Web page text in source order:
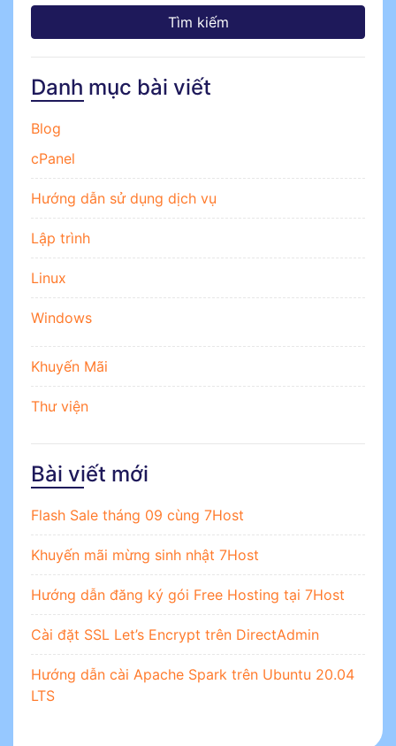
Danh mục bài viết
Blog
cPanel
Hướng dẫn sử dụng dịch vụ
Lập trình
Linux
Windows
Khuyến Mãi
Thư viện
Bài viết mới
Flash Sale tháng 09 cùng 7Host
Khuyến mãi mừng sinh nhật 7Host
Hướng dẫn đăng ký gói Free Hosting tại 7Host
Cài đặt SSL Let’s Encrypt trên DirectAdmin
Hướng dẫn cài Apache Spark trên Ubuntu 20.04
LTS